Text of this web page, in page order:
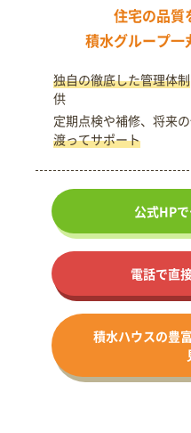
住宅の品質
積水グループ一
独自の徹底した管理体制
供
定期点検や補修、将来
渡ってサポート
公式HPで
電話で直
積水ハウスの豊